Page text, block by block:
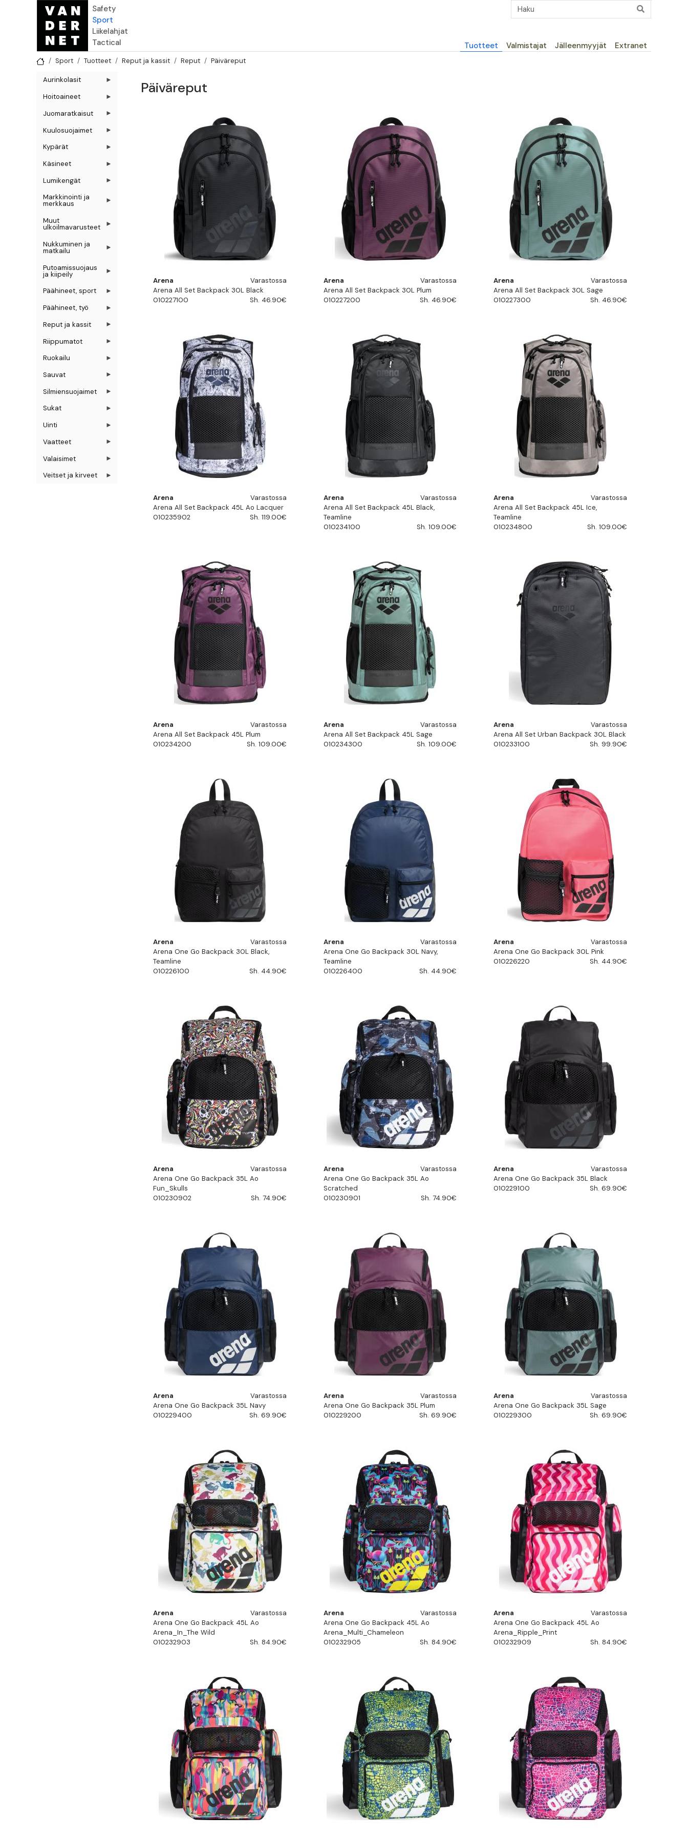
Hyppää pääsisältöön
Safety
Sport
Liikelahjat
Tactical
Päävalikko
Tuotteet Valmistajat Jälleenmyyjät Extranet
Sport Tuotteet Reput ja kassit Reput Päiväreput
Päiväreput
Arena
Varastossa
Arena All Set Backpack 30L Black
010227100
Sh. 46.90€
Arena
Varastossa
Arena All Set Backpack 30L Plum
010227200
Sh. 46.90€
Arena
Varastossa
Arena All Set Backpack 30L Sage
010227300
Sh. 46.90€
Arena
Varastossa
Arena All Set Backpack 45L Ao Lacquer
010235902
Sh. 119.00€
Arena
Varastossa
Arena All Set Backpack 45L Black,
Teamline
010234100
Sh. 109.00€
Arena
Varastossa
Arena All Set Backpack 45L Ice,
Teamline
010234800
Sh. 109.00€
Arena
Varastossa
Arena All Set Backpack 45L Plum
010234200
Sh. 109.00€
Arena
Varastossa
Arena All Set Backpack 45L Sage
010234300
Sh. 109.00€
Arena
Varastossa
Arena All Set Urban Backpack 30L Black
010233100
Sh. 99.90€
Arena
Varastossa
Arena One Go Backpack 30L Black,
Teamline
010226100
Sh. 44.90€
Arena
Varastossa
Arena One Go Backpack 30L Navy,
Teamline
010226400
Sh. 44.90€
Arena
Varastossa
Arena One Go Backpack 30L Pink
010226220
Sh. 44.90€
Arena
Varastossa
Arena One Go Backpack 35L Ao
Fun_Skulls
010230902
Sh. 74.90€
Arena
Varastossa
Arena One Go Backpack 35L Ao
Scratched
010230901
Sh. 74.90€
Arena
Varastossa
Arena One Go Backpack 35L Black
010229100
Sh. 69.90€
Arena
Varastossa
Arena One Go Backpack 35L Navy
010229400
Sh. 69.90€
Arena
Varastossa
Arena One Go Backpack 35L Plum
010229200
Sh. 69.90€
Arena
Varastossa
Arena One Go Backpack 35L Sage
010229300
Sh. 69.90€
Arena
Varastossa
Arena One Go Backpack 45L Ao
Arena_In_The Wild
010232903
Sh. 84.90€
Arena
Varastossa
Arena One Go Backpack 45L Ao
Arena_Multi_Chameleon
010232905
Sh. 84.90€
Arena
Varastossa
Arena One Go Backpack 45L Ao
Arena_Ripple_Print
010232909
Sh. 84.90€
Aurinkolasit
Hoitoaineet
Juomaratkaisut
Kuulosuojaimet
Kypärät
Käsineet
Lumikengät
Markkinointi ja
merkkaus
Muut
ulkoilmavarusteet
Nukkuminen ja
matkailu
Putoamissuojaus
ja kiipeily
Päähineet, sport
Päähineet, työ
Reput ja kassit
Riippumatot
Ruokailu
Sauvat
Silmiensuojaimet
Sukat
Uinti
Vaatteet
Valaisimet
Veitset ja kirveet